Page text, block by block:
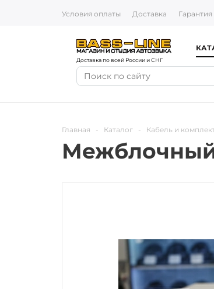
Условия оплаты Доставка Гарантия
Доставка по всей России и СНГ
Главная - Каталог - Кабель и
Межблочный